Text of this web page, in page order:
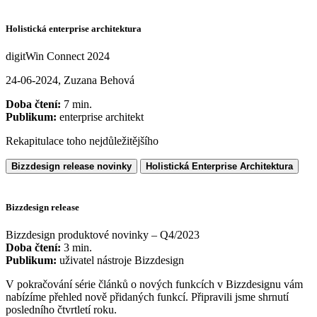
Holistická enterprise architektura
digitWin Connect 2024
24-06-2024, Zuzana Behová
Doba čtení: 7 min.
Publikum: enterprise architekt
Rekapitulace toho nejdůležitějšího
Bizzdesign release novinky Holistická Enterprise Architektura
Bizzdesign release
Bizzdesign produktové novinky – Q4/2023
Doba čtení: 3 min.
Publikum: uživatel nástroje Bizzdesign
V pokračování série článků o nových funkcích v Bizzdesignu vám
nabízíme přehled nově přidaných funkcí. Připravili jsme shrnutí
posledního čtvrtletí roku.